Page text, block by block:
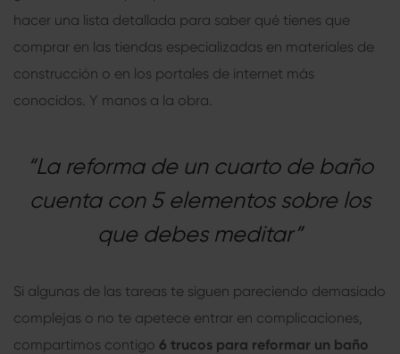
hacer una lista detallada para saber qué tienes que
comprar en las tiendas especializadas en materiales de
construcción o en los portales de internet más
conocidos. Y manos a la obra.
“La reforma de un cuarto de baño
cuenta con 5 elementos sobre los
que debes meditar”
Si algunas de las tareas te siguen pareciendo demasiado
complejas o no te apetece entrar en complicaciones,
compartimos contigo 6 trucos para reformar un baño